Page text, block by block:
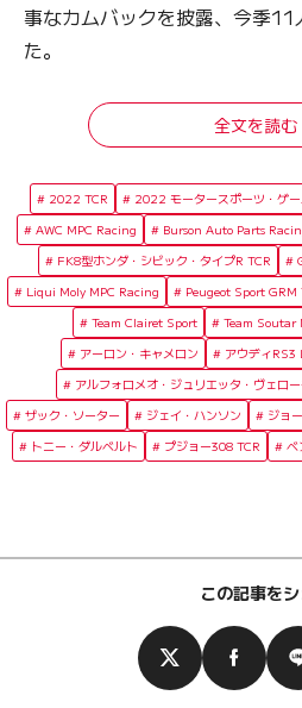
事なカムバックを披露、今季
た。
全文を読む
2022 TCR 2022 モータースポーツ・ゲー
AWC MPC Racing
Burson Auto Parts
FK8型ホンダ・シビック・タイプR TCR
Liqui Moly MPC Racing
Peugeot Sport GRM
Team Clairet Sport
Team Soutar
アーロン・キャメロン
アウディRS3
アルフォロメオ・ジュリエッタ・ヴェロ
ザック・ソーター
ジェイ・ハンソン ジョ
トニー・ダルベルト
プジョー308 TCR ベ
この記事を